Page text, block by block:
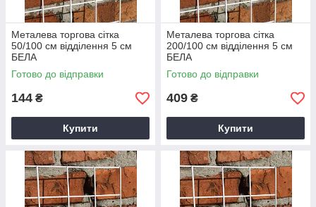
Металева торгова сітка
50/100 см відділення 5 см
БЕЛА
Готово до відправки
144 ₴
Купити
Металева торгова сітка
200/100 см відділення 5 см
БЕЛА
Готово до відправки
409 ₴
Купити